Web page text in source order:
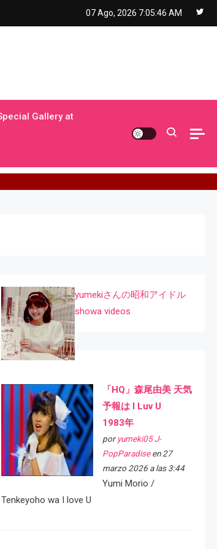
07 Ago, 2026 7:05:47 AM
Gallery at
yumekiさんの昭和アイドル
showa videos
「HQ」森尾由美 天気
予報は I Luv U
1983年
por yumeki05 J-
PopParadiseen 27
marzo 2026 a las 3:44
Yumi Morio /
Tenkeyoho wa I love U